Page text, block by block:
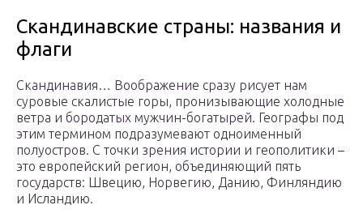
Скандинавские страны: названия и
флаги
Скандинавия… Воображение сразу рисует нам
суровые скалистые горы, пронизывающие холодные
ветра и бородатых мужчин-богатырей. Географы под
этим термином подразумевают одноименный
полуостров. С точки зрения истории и геополитики –
это европейский регион, объединяющий пять
государств: Швецию, Норвегию, Данию, Финляндию
и Исландию.